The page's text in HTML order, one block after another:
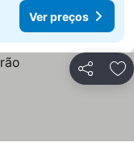
Ver preços
Partilhar